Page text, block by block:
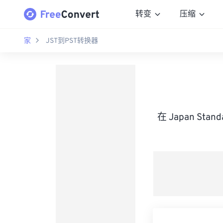
转变 压缩
家 JST到PST转换器
在 Japan